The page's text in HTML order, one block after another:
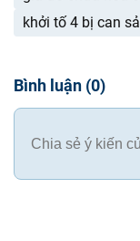
khởi tố 4 bị can
Bình luận (0)